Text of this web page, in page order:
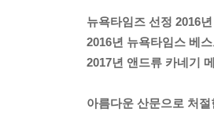
뉴욕타임즈 선정 2016
2016년 뉴욕타임스 베
2017년 앤드류 카네기
아름다운 산문으로 처